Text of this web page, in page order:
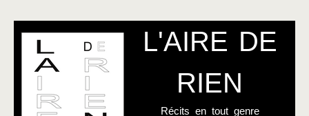
L'AIRE DE
RIEN
Récits en tout genre